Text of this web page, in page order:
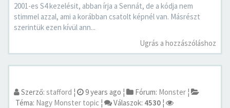
2001-es S4 kezelésit, abban írja a Sennát, de a kódja nem
stimmel azzal, ami a korábban csatolt képnél van. Másrészt
szerintük ezen kívül ann...
Ugrás a hozzászóláshoz
Szerző: stafford ¦ 9 years ago ¦ Fórum: Monster ¦
Téma: Nagy Monster topic ¦ Válaszok: 4530 ¦